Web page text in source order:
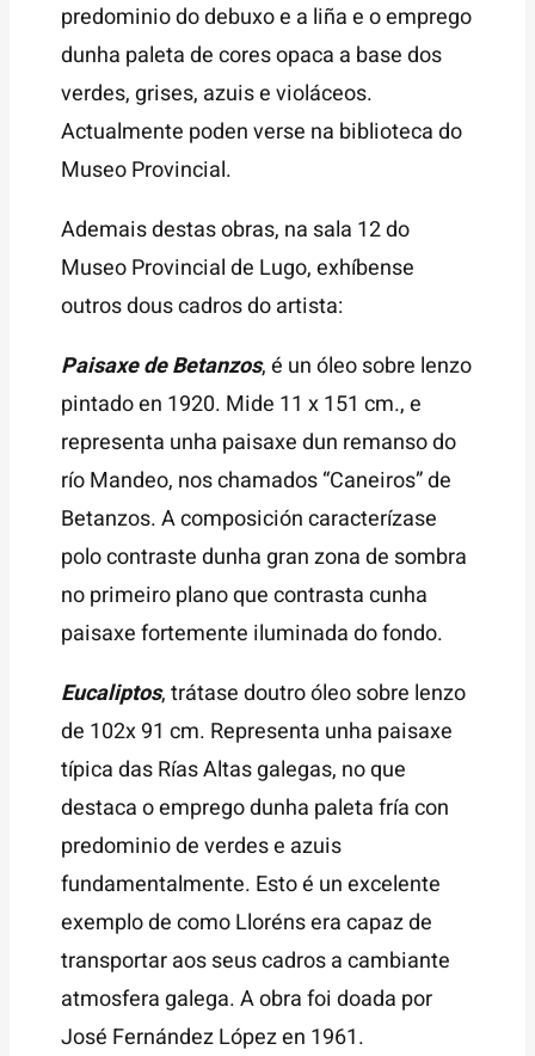
predominio do debuxo e a liña e o emprego
dunha paleta de cores opaca a base dos
verdes, grises, azuis e violáceos.
Actualmente poden verse na biblioteca do
Museo Provincial.
Ademais destas obras, na sala 12 do
Museo Provincial de Lugo, exhíbense
outros dous cadros do artista:
Paisaxe de Betanzos, é un óleo sobre lenzo
pintado en 1920. Mide 11 x 151 cm., e
representa unha paisaxe dun remanso do
río Mandeo, nos chamados “Caneiros” de
Betanzos. A composición caracterízase
polo contraste dunha gran zona de sombra
no primeiro plano que contrasta cunha
paisaxe fortemente iluminada do fondo.
Eucaliptos, trátase doutro óleo sobre lenzo
de 102x 91 cm. Representa unha paisaxe
típica das Rías Altas galegas, no que
destaca o emprego dunha paleta fría con
predominio de verdes e azuis
fundamentalmente. Esto é un excelente
exemplo de como Lloréns era capaz de
transportar aos seus cadros a cambiante
atmosfera galega. A obra foi doada por
José Fernández López en 1961.